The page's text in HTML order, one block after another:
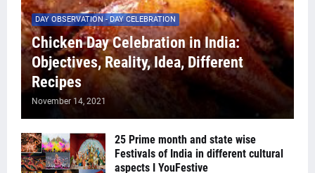
DAY OBSERVATION - DAY CELEBRATION
Chicken Day Celebration in India:
Objectives, Reality, Idea, Different
Recipes
November 14, 2021
25 Prime month and state wise
Festivals of India in different cultural
aspects I YouFestive